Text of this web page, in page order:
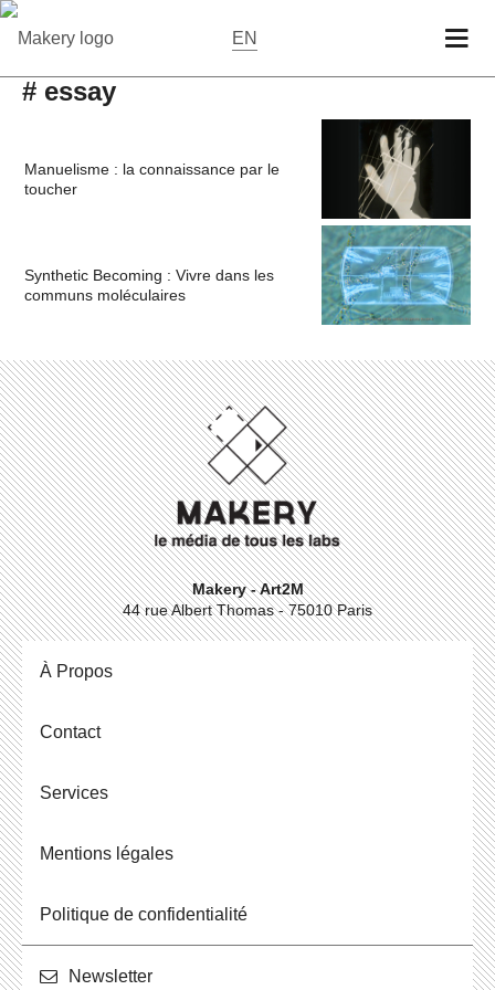
EN
# essay
Manuelisme : la connaissance par le
toucher
Synthetic Becoming : Vivre dans les
communs moléculaires
Makery - Art2M
44 rue Albert Thomas - 75010 Paris
À Propos
Contact
Ser­vices
Men­tions légales
Po­li­tique de confidentialité
News­let­ter